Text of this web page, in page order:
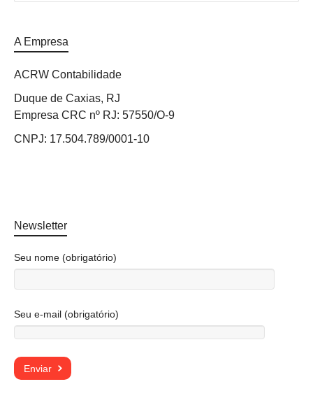
A Empresa
ACRW Contabilidade
Duque de Caxias, RJ
Empresa CRC nº RJ: 57550/O-9
CNPJ: 17.504.789/0001-10
Newsletter
Seu nome (obrigatório)
Seu e-mail (obrigatório)